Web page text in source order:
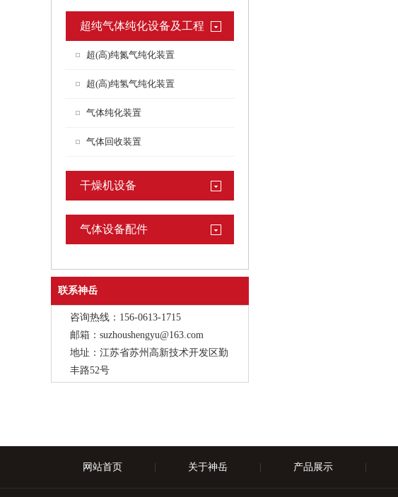
超纯气体纯化设备及工程
超(高)纯氮气纯化装置
超(高)纯氢气纯化装置
气体纯化装置
气体回收装置
干燥机设备
气体设备配件
联系神岳
咨询热线：156-0613-1715
邮箱：suzhoushengyu@163.com
地址：江苏省苏州高新技术开发区勤
丰路52号
网站首页 关于神岳 产品展示